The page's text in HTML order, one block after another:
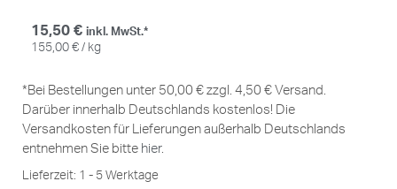
15,50 € inkl. MwSt.*
155,00 € / kg
*Bei Bestellungen unter 50,00 € zzgl. 4,50 € Versand.
Darüber innerhalb Deutschlands kostenlos! Die
Versandkosten für Lieferungen außerhalb Deutschlands
entnehmen Sie bitte hier.
Lieferzeit: 1 - 5 Werktage